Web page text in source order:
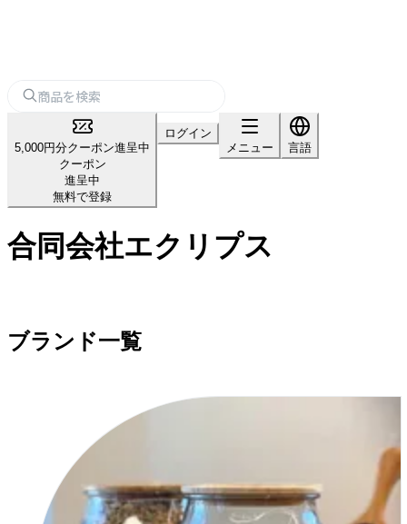
5,000円分クーポン進呈中
クーポン
進呈中
無料で登録
ログイン
メニュー
言語
合同会社エクリプス
ブランド一覧